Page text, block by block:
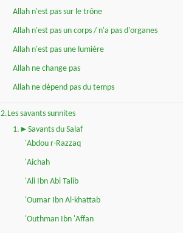
Allah n'est pas sur le trône
Allah n'est pas un corps / n'a pas d'organes
Allah n'est pas une lumière
Allah ne change pas
Allah ne dépend pas du temps
2.Les savants sunnites
1.►Savants du Salaf
'Abdou r-Razzaq
'Aichah
'Ali Ibn Abi Talib
'Oumar Ibn Al-khattab
'Outhman Ibn 'Affan